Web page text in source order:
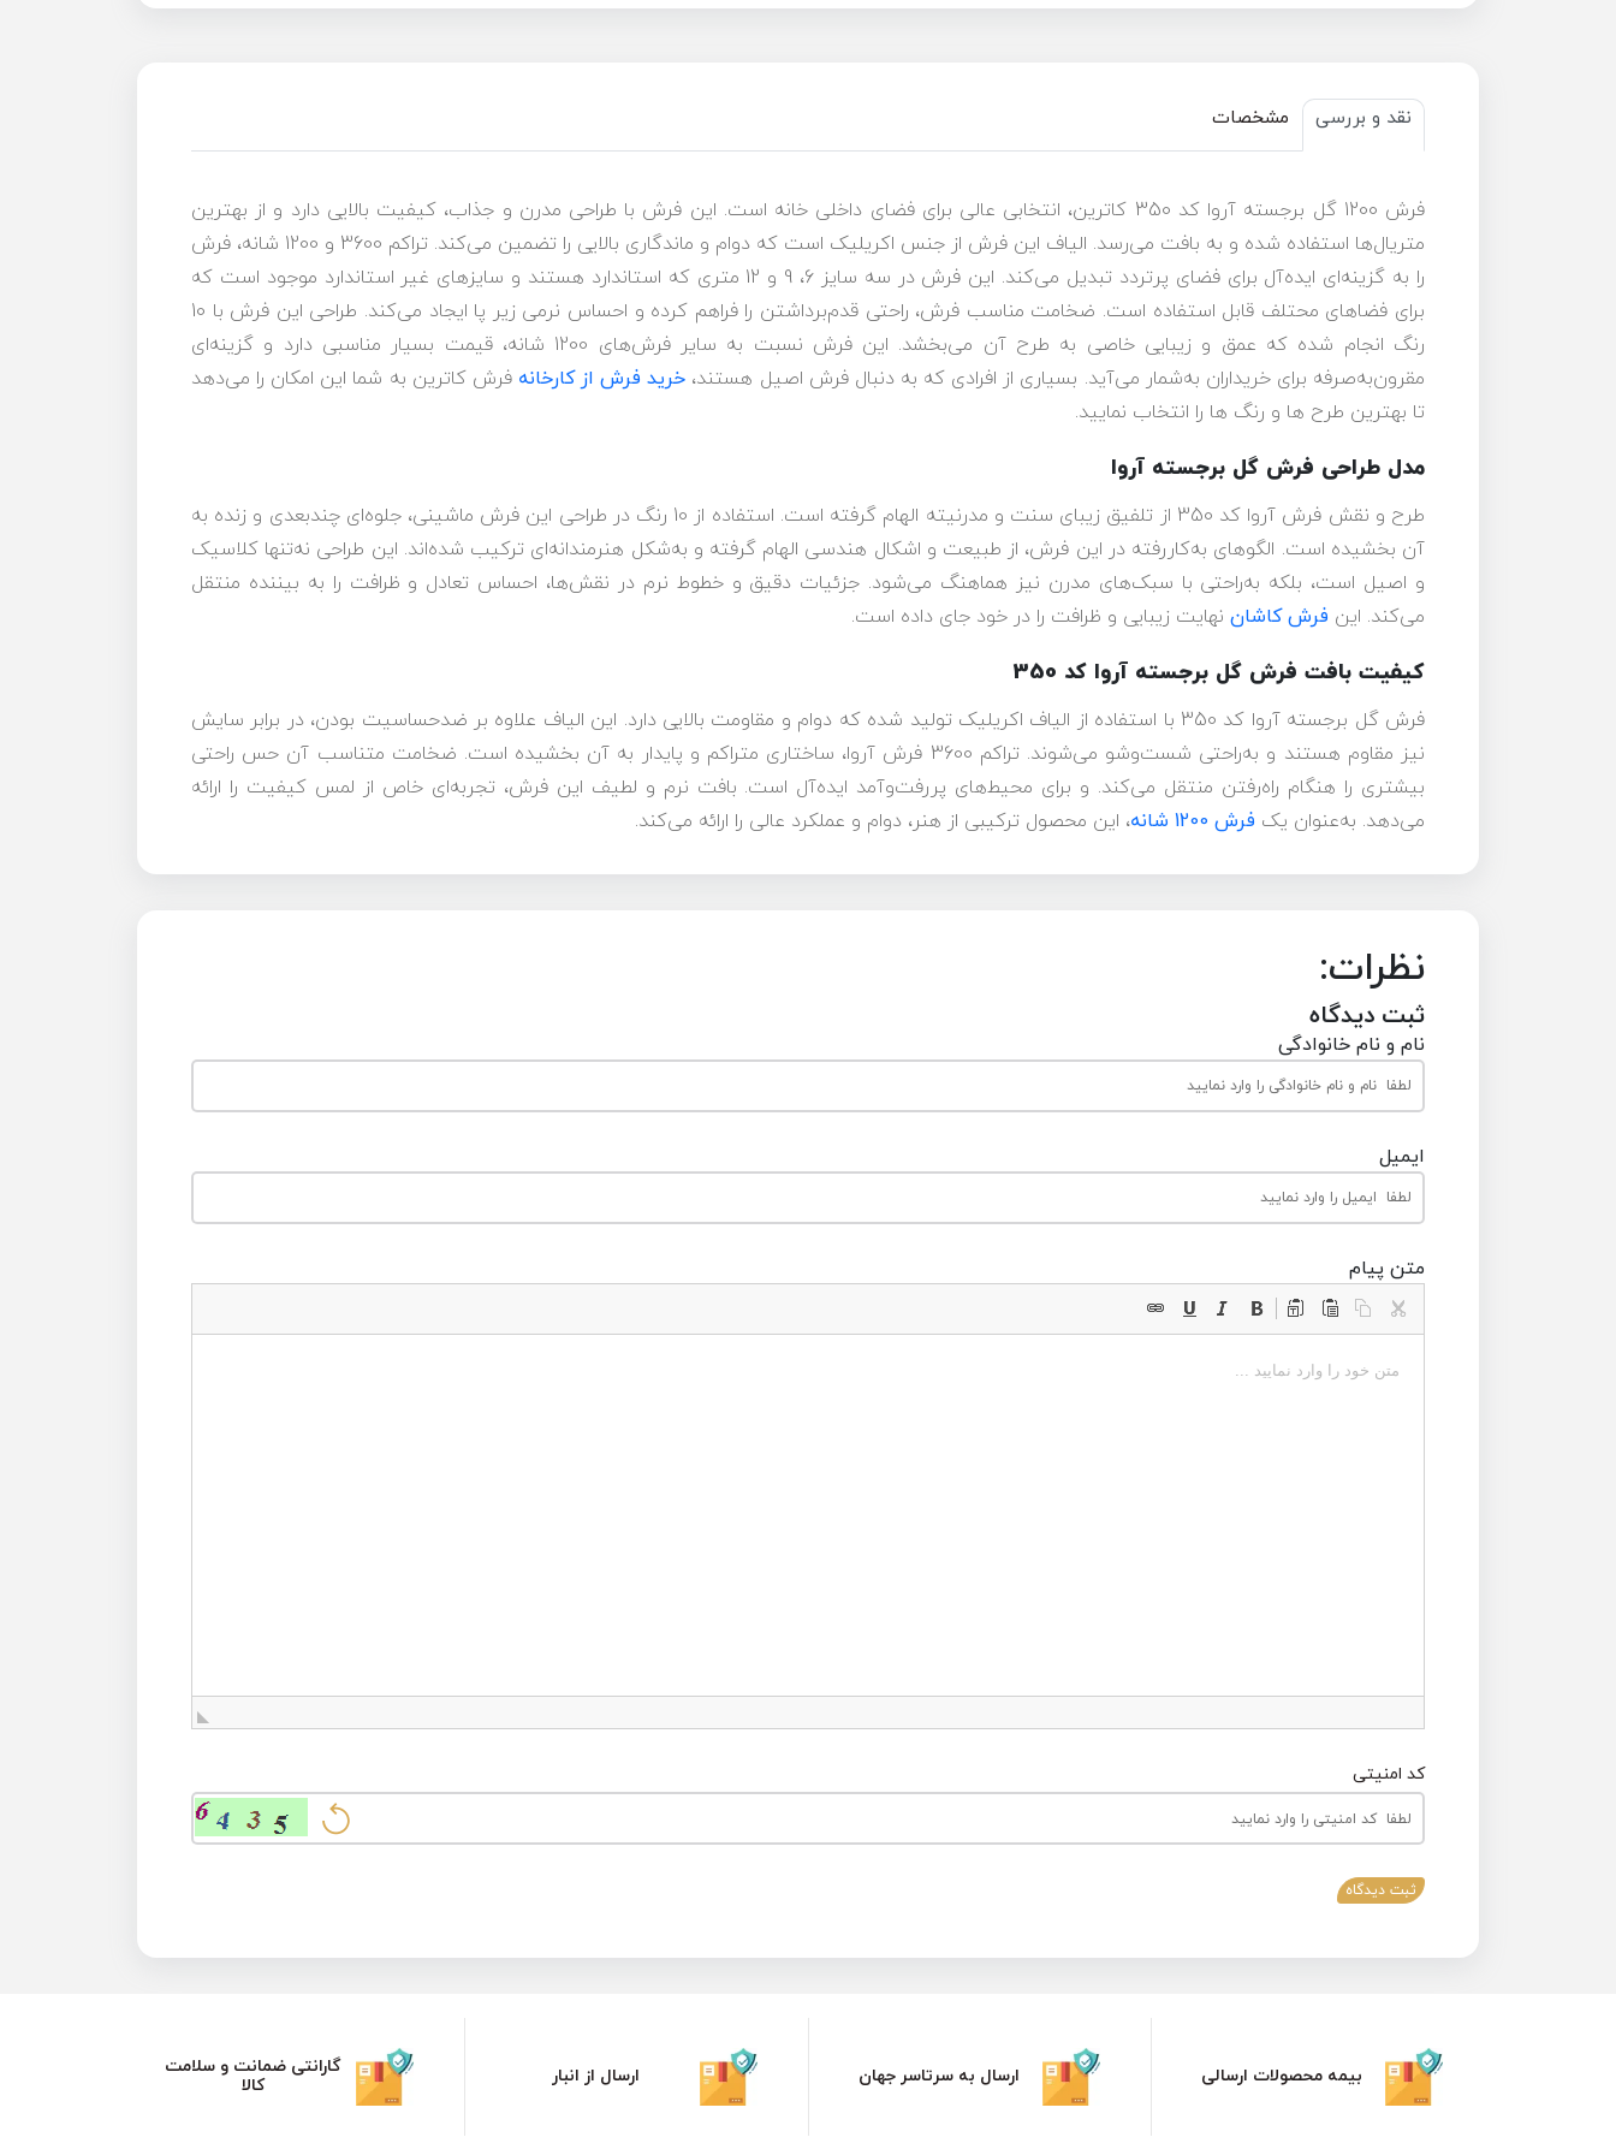
نقد و بررسی مشخصات
فرش 1200 گل برجسته آروا کد 350 کاترین، انتخابی عالی برای فضای داخلی خانه است. این فرش با طراحی مدرن و جذاب، کیفیت بالایی دارد و از بهترین
متریال‌ها استفاده شده و به بافت می‌رسد. الیاف این فرش از جنس اکریلیک است که دوام و ماندگاری بالایی را تضمین می‌کند. تراکم 3600 و 1200 شانه، فرش
را به گزینه‌ای ایده‌آل برای فضای پرتردد تبدیل می‌کند. این فرش در سه سایز 6، 9 و 12 متری که استاندارد هستند و سایزهای غیر استاندارد موجود است که
برای فضاهای محتلف قابل استفاده است. ضخامت مناسب فرش، راحتی قدم‌برداشتن را فراهم کرده و احساس نرمی زیر پا ایجاد می‌کند. طراحی این فرش با 10
رنگ انجام شده که عمق و زیبایی خاصی به طرح آن می‌بخشد. این فرش نسبت به سایر فرش‌های 1200 شانه، قیمت بسیار مناسبی دارد و گزینه‌ای
مقرون‌به‌صرفه برای خریداران به‌شمار می‌آید. بسیاری از افرادی که به دنبال فرش اصیل هستند، خرید فرش از کارخانه فرش کاترین به شما این امکان را می‌دهد
تا بهترین طرح ها و رنگ ها را انتخاب نمایید.
مدل طراحی فرش گل برجسته آروا
طرح و نقش فرش آروا کد 350 از تلفیق زیبای سنت و مدرنیته الهام گرفته است. استفاده از 10 رنگ در طراحی این فرش ماشینی، جلوه‌ای چندبعدی و زنده به
آن بخشیده است. الگوهای به‌کاررفته در این فرش، از طبیعت و اشکال هندسی الهام گرفته و به‌شکل هنرمندانه‌ای ترکیب شده‌اند. این طراحی نه‌تنها کلاسیک
و اصیل است، بلکه به‌راحتی با سبک‌های مدرن نیز هماهنگ می‌شود. جزئیات دقیق و خطوط نرم در نقش‌ها، احساس تعادل و ظرافت را به بیننده منتقل
می‌کند. این فرش کاشان نهایت زیبایی و ظرافت را در خود جای داده است.
کیفیت بافت فرش گل برجسته آروا کد 350
فرش گل برجسته آروا کد 350 با استفاده از الیاف اکریلیک تولید شده که دوام و مقاومت بالایی دارد. این الیاف علاوه بر ضدحساسیت بودن، در برابر سایش
نیز مقاوم هستند و به‌راحتی شست‌وشو می‌شوند. تراکم 3600 فرش آروا، ساختاری متراکم و پایدار به آن بخشیده است. ضخامت متناسب آن حس راحتی
بیشتری را هنگام راه‌رفتن منتقل می‌کند. و برای محیط‌های پررفت‌وآمد ایده‌آل است. بافت نرم و لطیف این فرش، تجربه‌ای خاص از لمس کیفیت را ارائه
می‌دهد. به‌عنوان یک فرش 1200 شانه ، این محصول ترکیبی از هنر، دوام و عملکرد عالی را ارائه می‌کند.
نظرات:
ثبت دیدگاه
نام و نام خانوادگی
ایمیل
متن پیام
کد امنیتی
ثبت دیدگاه
بیمه محصولات ارسالی ارسال به سرتاسر جهان ارسال از انبار
گارانتی ضمانت و سلامت
کالا